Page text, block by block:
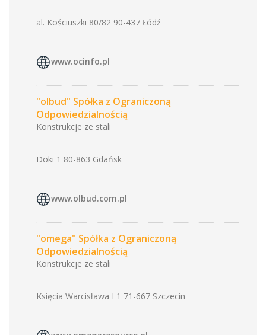
al. Kościuszki 80/82 90-437 Łódź
www.ocinfo.pl
"olbud" Spółka z Ograniczoną
Odpowiedzialnością
Konstrukcje ze stali
Doki 1 80-863 Gdańsk
www.olbud.com.pl
"omega" Spółka z Ograniczoną
Odpowiedzialnością
Konstrukcje ze stali
Księcia Warcisława I 1 71-667 Szczecin